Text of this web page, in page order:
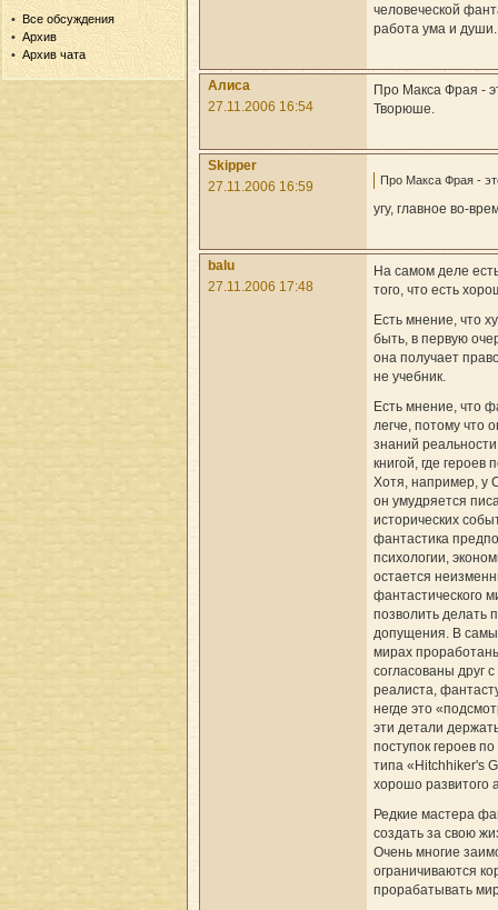
Все обсуждения
Архив
Архив чата
человеческой
работа ума и души.
Алиса
27.11.2006 16:54
Про Макса Фрая -
Творюше.
Skipper
27.11.2006 16:59
Про Макса Фрая -
угу, главное во-
balu
27.11.2006 17:48
На самом деле
того, что есть
Есть мнение, что
быть, в первую
она получает
не учебник.
Есть мнение, что
легче, потому что
знаний
книгой, где
Хотя, например, у
он умудряется
исторических
фантастика
психологии,
остается
фантастического
позволить делать
допущения. В
мирах
согласованы друг
реалиста,
негде это
эти детали
поступок героев
типа «Hitchhiker's
хорошо развитого
Редкие мастера
создать за свою
Очень многие
ограничиваются
прорабатывать